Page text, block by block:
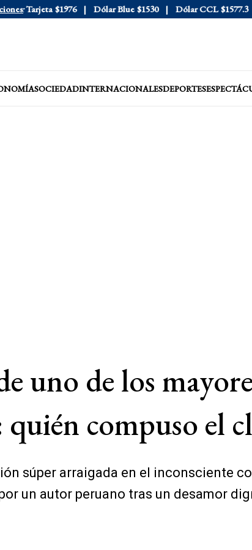
Tarjeta $1976 Dólar Blue $1530 Dólar CCL $1577.3
SOCIEDADINTERNACIONALESDEPORTES
uno de los
compuso el
súper arraigada en el inconsciente
un autor peruano tras un desamor